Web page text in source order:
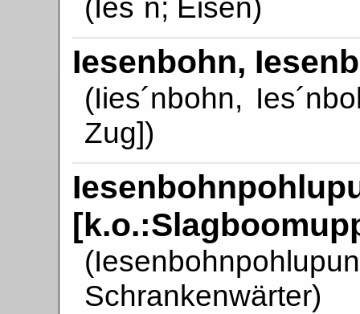
(Ies´n; Eisen)
Iesenbohn,
(Iies´nbohn,
Zug])
Schrankenwärter)